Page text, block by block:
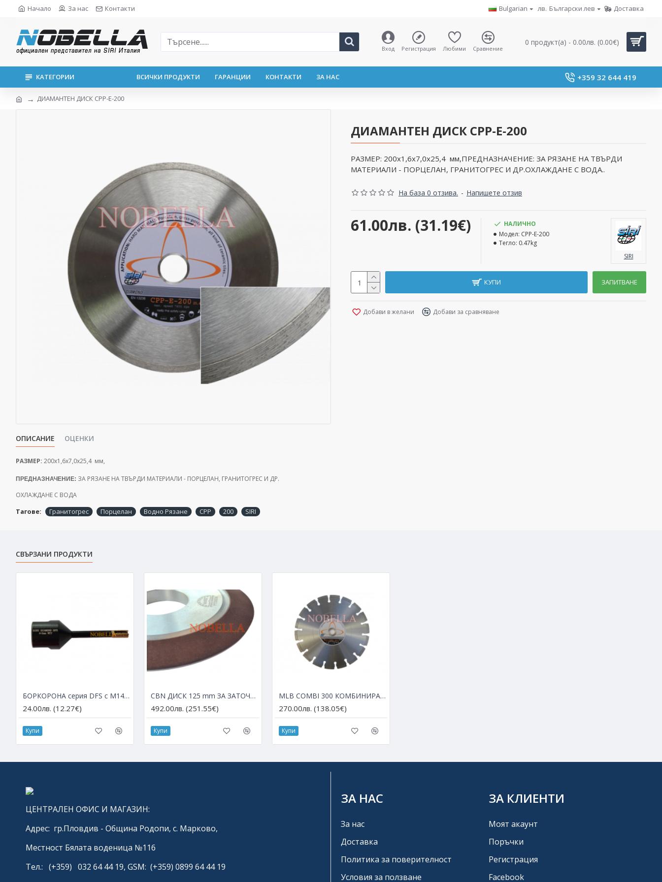
Начало За нас Контакти Bulgarian лв. Български лев Доставка
Вход Регистрация Любими Сравнение
0 продукт(а) - 0.00лв. (0.00€)
КАТЕГОРИИ ВСИЧКИ ПРОДУКТИ ГАРАНЦИИ КОНТАКТИ ЗА НАС +359 32 644 419
ДИАМАНТЕН ДИСК CPP-Е-200
ДИАМАНТЕН ДИСК CPP-Е-200
РАЗМЕР: 200х1,6х7,0х25,4 мм,ПРЕДНАЗНАЧЕНИЕ: ЗА РЯЗАНЕ НА ТВЪРДИ
МАТЕРИАЛИ - ПОРЦЕЛАН, ГРАНИТОГРЕС И ДР.ОХЛАЖДАНЕ С ВОДА..
На база 0 отзива. - Напишете отзив
61.00лв. (31.19€)
НАЛИЧНО
Модел: CPP-Е-200
Тегло: 0.47kg
SIRI
КУПИ ЗАПИТВАНЕ
Добави в желани Добави за сравняване
ОПИСАНИЕ ОЦЕНКИ
РАЗМЕР: 200х1,6х7,0х25,4 мм,
ПРЕДНАЗНАЧЕНИЕ: ЗА РЯЗАНЕ НА ТВЪРДИ МАТЕРИАЛИ - ПОРЦЕЛАН, ГРАНИТОГРЕС И ДР.
ОХЛАЖДАНЕ С ВОДА
Тагове: Гранитогрес Порцелан Водно Рязане CPP 200 SIRI
СВЪРЗАНИ ПРОДУКТИ
БОРКОРОНА серия DFS с М14 за ъглошлайф – Ø 6 мм
24.00лв. (12.27€)
Купи
CBN ДИСК 125 mm ЗА ЗАТОЧВАНЕ НА HSS ДИСКОВЕ
492.00лв. (251.55€)
Купи
MLB COMBI 300 КОМБИНИРАН ДИАМАНТЕН ДИСК ЗА АРМИРАН БЕТОН И АСФАЛТ
270.00лв. (138.05€)
Купи
ЦЕНТРАЛЕН ОФИС И МАГАЗИН:
Адрес: гр.Пловдив - Община Родопи, с. Марково,
Местност Бялата воденица №116
Тел.: (+359) 032 64 44 19, GSM: (+359) 0899 64 44 19
ЗА НАС
За нас
Доставка
Политика за поверителност
Условия за ползване
ЗА КЛИЕНТИ
Моят акаунт
Поръчки
Регистрация
Facebook